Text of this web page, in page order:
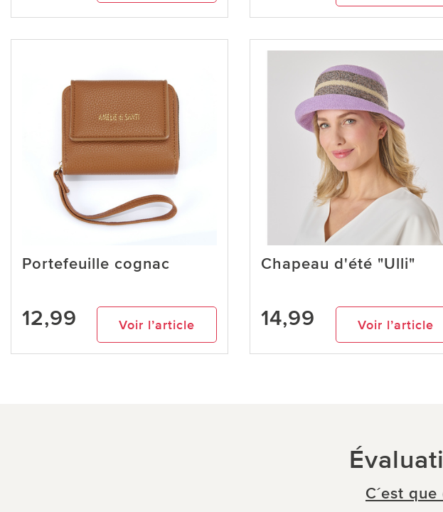
Portefeuille cognac
12,99 Voir l’article
Chapeau d'été "Ulli"
14,99 Voir l’article
C´est